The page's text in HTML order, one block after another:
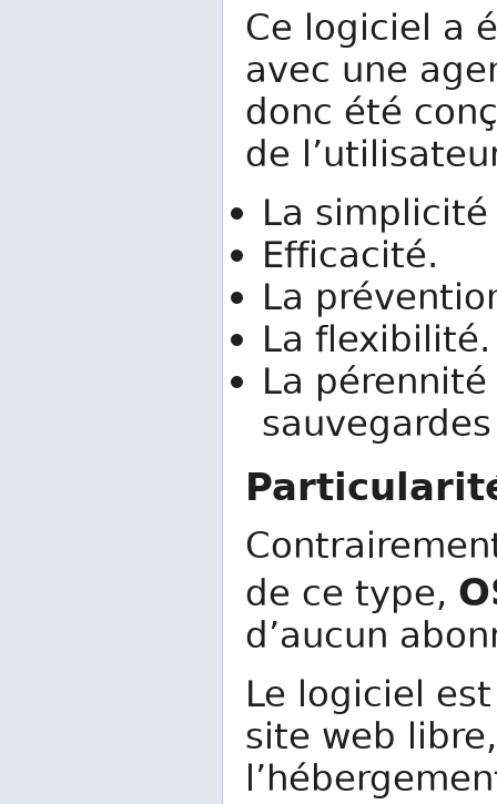
Ce logiciel a
avec une
donc été
de
La
Efficacité.
La
La flexibilité.
La
de ce type,
d’aucun
Le logiciel
site web